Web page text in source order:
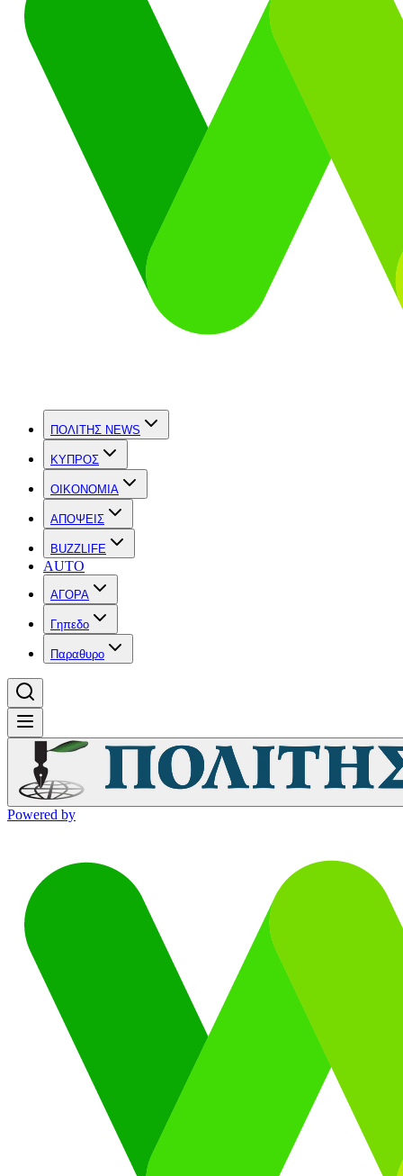
ΠΟΛΙΤΗΣ NEWS
ΚΥΠΡΟΣ
OIKONOMIA
ΑΠΟΨΕΙΣ
BUZZLIFE
AUTO
ΑΓΟΡΑ
Γηπεδο
Παραθυρο
Powered by